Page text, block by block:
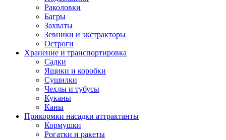
Раколовки
Багры
Захваты
Зевники и экстракторы
Остроги
Хранение и транспортировка
Садки
Ящики и коробки
Сушилки
Чехлы и тубусы
Куканы
Каны
Прикормки насадки аттрактанты
Кормушки
Рогатки и ракеты